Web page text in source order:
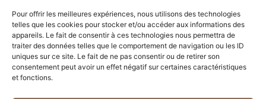
Pour offrir les meilleures expériences, nous utilisons des technologies
telles que les cookies pour stocker et/ou accéder aux informations des
appareils. Le fait de consentir à ces technologies nous permettra de
traiter des données telles que le comportement de navigation ou les ID
uniques sur ce site. Le fait de ne pas consentir ou de retirer son
consentement peut avoir un effet négatif sur certaines caractéristiques
et fonctions.
Localisation
Tahiti - Papeete
Souscrire à notre Newsletter